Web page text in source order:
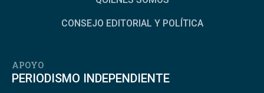
CONSEJO EDITORIAL Y POLÍTICA
APOYO
PERIODISMO INDEPENDIENTE